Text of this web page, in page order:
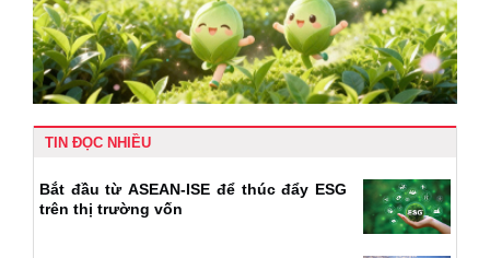
TIN ĐỌC NHIỀU
Bắt đầu từ ASEAN-ISE để thúc đẩy ESG
trên thị trường vốn